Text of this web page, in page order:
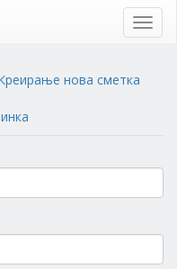
нова сметка